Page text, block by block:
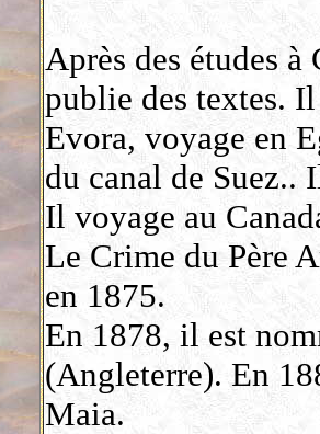
Après des études
publie des textes.
Evora, voyage en
du canal de Suez..
Il voyage au
Le Crime du Père
en 1875.
En 1878, il est
(Angleterre). En
Maia.